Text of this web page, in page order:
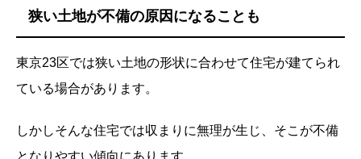
狭い土地が不備の原因になることも
東京23区では狭い土地の形状に合わせて住宅が建てられ
ている場合があります。
しかしそんな住宅では収まりに無理が生じ、そこが不備
となりやすい傾向にあります。